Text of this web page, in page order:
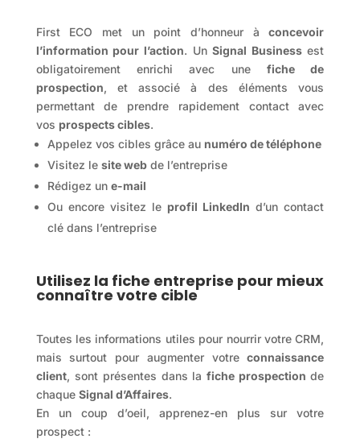
First ECO met un point d’honneur àconcevoir
l’information pour l’action. UnSignal Businessest
obligatoirement enrichi avec une fiche de
prospection, et associé à des éléments vous
permettant de prendre rapidement contact avec
vos prospects cibles.
Appelez vos cibles grâce au numéro de téléphone
Visitez le site web de l’entreprise
Rédigez un e-mail
Ou encore visitez le profil LinkedIn d’un contact
clé dans l’entreprise
Utilisez la fiche entreprise pour mieux
connaître votre cible
Toutes les informations utiles pour nourrir votre CRM,
mais surtout pour augmenter votreconnaissance
client, sont présentes dans lafiche prospectionde
chaque Signal d’Affaires.
En un coup d’oeil, apprenez-en plus sur votre
prospect :